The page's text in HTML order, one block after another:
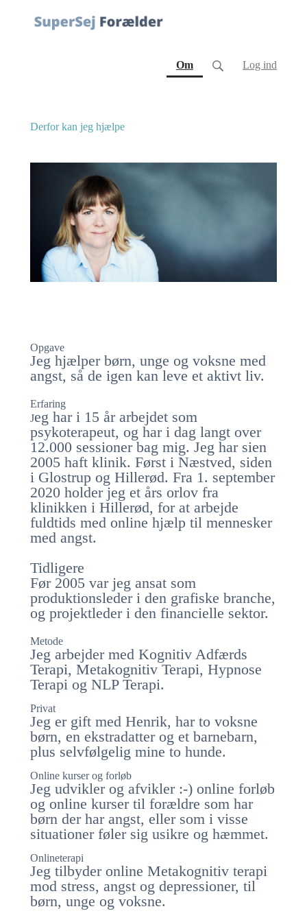
Om(current) Log ind
Derfor kan jeg hjælpe
Opgave
Jeg hjælper børn, unge og voksne med
angst, så de igen kan leve et aktivt liv.
Erfaring
Jeg har i 15 år arbejdet som
psykoterapeut, og har i dag langt over
12.000 sessioner bag mig. Jeg har sien
2005 haft klinik. Først i Næstved, siden
i Glostrup og Hillerød. Fra 1. september
2020 holder jeg et års orlov fra
klinikken i Hillerød, for at arbejde
fuldtids med online hjælp til mennesker
med angst.
Tidligere
Før 2005 var jeg ansat som
produktionsleder i den grafiske branche,
og projektleder i den financielle sektor.
Metode
Jeg arbejder med Kognitiv Adfærds
Terapi, Metakognitiv Terapi, Hypnose
Terapi og NLP Terapi.
Privat
Jeg er gift med Henrik, har to voksne
børn, en ekstradatter og et barnebarn,
plus selvfølgelig mine to hunde.
Online kurser og forløb
Jeg udvikler og afvikler :-) online forløb
og online kurser til forældre som har
børn der har angst, eller som i visse
situationer føler sig usikre og hæmmet.
Onlineterapi
Jeg tilbyder online Metakognitiv terapi
mod stress, angst og depressioner, til
børn, unge og voksne.